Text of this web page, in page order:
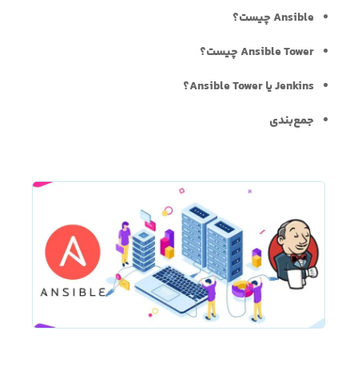
Ansible چیست؟
Ansible Tower چیست؟
Jenkins یا Ansible Tower؟
جمع‌بندی